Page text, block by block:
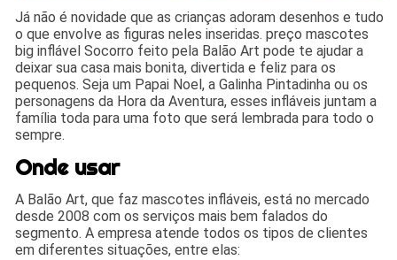
Já não é novidade que as crianças adoram desenhos e tudo
o que envolve as figuras neles inseridas. preço mascotes
big inflável Socorro feito pela Balão Art pode te ajudar a
deixar sua casa mais bonita, divertida e feliz para os
pequenos. Seja um Papai Noel, a Galinha Pintadinha ou os
personagens da Hora da Aventura, esses infláveis juntam a
família toda para uma foto que será lembrada para todo o
sempre.
Onde usar
A Balão Art, que faz mascotes infláveis, está no mercado
desde 2008 com os serviços mais bem falados do
segmento. A empresa atende todos os tipos de clientes
em diferentes situações, entre elas: